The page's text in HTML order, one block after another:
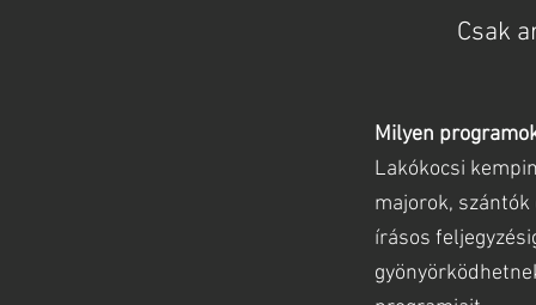
Csak
Milyen
Lakókocsi
majorok,
írásos